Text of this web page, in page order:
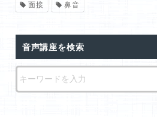
面接
鼻音
音声講座を検索